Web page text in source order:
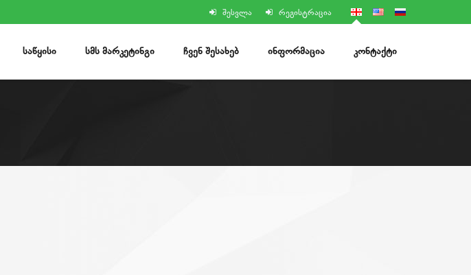
შესვლა რეგისტრაცია
ᲡᲐᲬᲧᲘᲡᲘ ᲡᲛᲡ ᲛᲐᲠᲙᲔᲢᲘᲜᲒᲘ ᲩᲕᲔᲜ ᲨᲔᲡᲐᲮᲔᲑ ᲘᲜᲤᲝᲠᲛᲐᲪᲘᲐ ᲙᲝᲜᲢᲐᲥᲢᲘ